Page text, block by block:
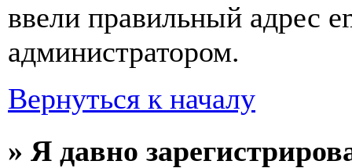
ввели правильный адрес
администратором.
Вернуться к началу
» Я давно